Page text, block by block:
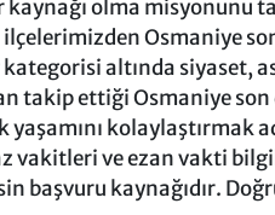
olma misyonunu
Osmaniye
altında
takip ettiği Osmaniye
yaşamını
ve ezan vakti
başvuru kaynağıdır.